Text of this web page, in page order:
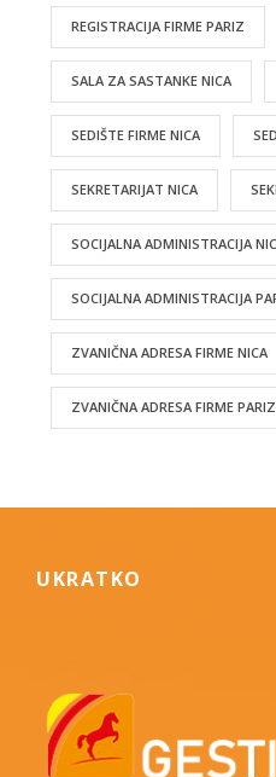
REGISTRACIJA FIRME PARIZ
SALA ZA SASTANKE NICA
SEDIŠTE FIRME NICA
SEKRETARIJAT NICA
SOCIJALNA ADMINISTRACIJA
SOCIJALNA ADMINISTRACIJA
ZVANIČNA ADRESA FIRME NICA
ZVANIČNA ADRESA FIRME PARIZ
UKRATKO